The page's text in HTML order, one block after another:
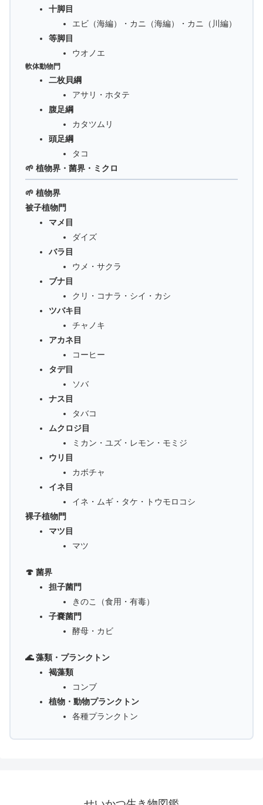
十脚目
エビ（海編）・カニ（海編）・カニ（川編）
等脚目
ウオノエ
軟体動物門
二枚貝綱
アサリ・ホタテ
腹足綱
カタツムリ
頭足綱
タコ
🌱 植物界・菌界・ミクロ
🌱 植物界
被子植物門
マメ目
ダイズ
バラ目
ウメ・サクラ
ブナ目
クリ・コナラ・シイ・カシ
ツバキ目
チャノキ
アカネ目
コーヒー
タデ目
ソバ
ナス目
タバコ
ムクロジ目
ミカン・ユズ・レモン・モミジ
ウリ目
カボチャ
イネ目
イネ・ムギ・タケ・トウモロコシ
裸子植物門
マツ目
マツ
🍄 菌界
担子菌門
きのこ（食用・有毒）
子嚢菌門
酵母・カビ
🌊 藻類・プランクトン
褐藻類
コンブ
植物・動物プランクトン
各種プランクトン